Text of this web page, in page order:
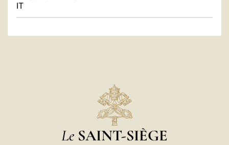
IT
Le SAINT-SIÈGE